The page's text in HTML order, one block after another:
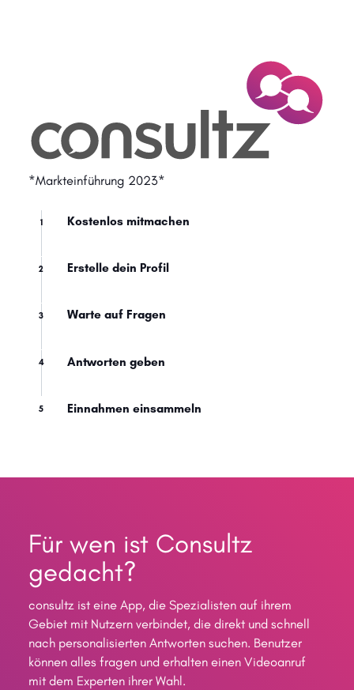
*Markteinführung 2023*
1 Kostenlos mitmachen
2 Erstelle dein Profil
3 Warte auf Fragen
4 Antworten geben
5 Einnahmen einsammeln
Für wen ist Consultz
gedacht?
consultz ist eine App, die Spezialisten auf ihrem
Gebiet mit Nutzern verbindet, die direkt und schnell
nach personalisierten Antworten suchen. Benutzer
können alles fragen und erhalten einen Videoanruf
mit dem Experten ihrer Wahl.